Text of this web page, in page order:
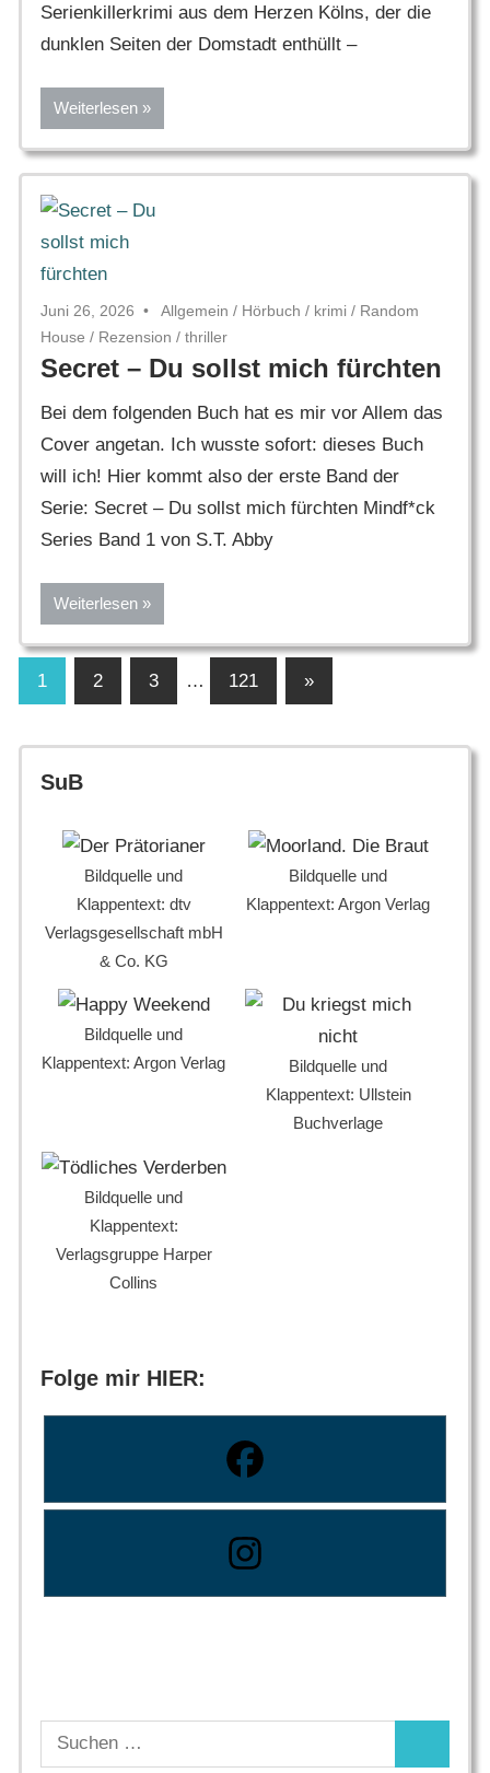
Serienkillerkrimi aus dem Herzen Kölns, der die
dunklen Seiten der Domstadt enthüllt –
Weiterlesen
Juni 26, 2026 Allgemein / Hörbuch / krimi / Random
House / Rezension / thriller
Secret – Du sollst mich fürchten
Bei dem folgenden Buch hat es mir vor Allem das
Cover angetan. Ich wusste sofort: dieses Buch
will ich! Hier kommt also der erste Band der
Serie: Secret – Du sollst mich fürchten Mindf*ck
Series Band 1 von S.T. Abby
Weiterlesen
Seitennummerierung
1 2 3 … 121
Nächste
Beiträge
»
SuB
Bildquelle und
Klappentext: dtv
Verlagsgesellschaft mbH
& Co. KG
Bildquelle und
Klappentext: Argon Verlag
Bildquelle und
Klappentext: Argon Verlag
Bildquelle und
Klappentext: Ullstein
Buchverlage
Bildquelle und
Klappentext:
Verlagsgruppe Harper
Collins
Folge mir HIER:
Suchen
nach: